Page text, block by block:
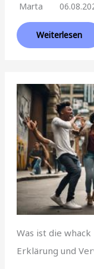
Marta
Weiterlesen
Was ist die
Erklärung und